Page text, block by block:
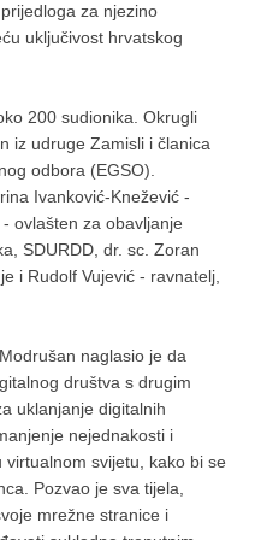
za njezino
uključivost hrvatskog
200 sudionika. Okrugli
iz udruge Zamisli i članica
odbora (EGSO).
Ivanković-Knežević -
ovlašten za obavljanje
SDURDD, dr. sc. Zoran
i Rudolf Vujević - ravnatelj,
naglasio je da
društva s drugim
uklanjanje digitalnih
nejednakosti i
svijetu, kako bi se
Pozvao je sva tijela,
mrežne stranice i